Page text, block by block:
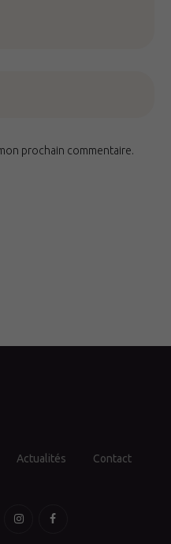
prochain commentaire.
Actualités Contact